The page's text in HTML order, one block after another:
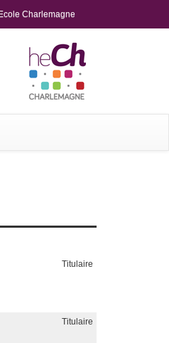
Charlemagne
Titulaire
Titulaire